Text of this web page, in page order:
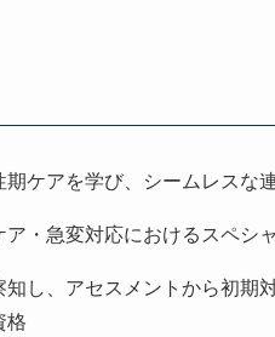
ケアを学び、シームレスな
・急変対応におけるスペシ
し、アセスメントから初期
格